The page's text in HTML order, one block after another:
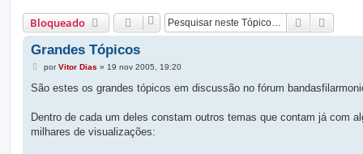
Bloqueado Pesquisar
Grandes Tópicos
M
n
g
m
porVitor Dias » 19 nov 2005, 19:20
São estes os grandes tópicos em discussão no fórum
Dentro de cada um deles constam outros temas que contam já com
milhares de visualizações: